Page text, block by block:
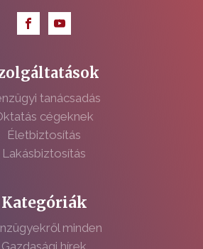
tanácsadás
cégeknek
Életbiztosítás
Lakásbiztosítás
Kategóriák
minden